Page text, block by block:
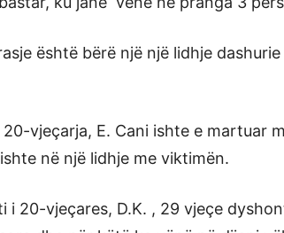
është bërë një një lidhje
vjeçarja, E. Cani ishte e martuar
në një lidhje me viktimën.
i 20-vjeçares, D.K. , 29 vjeçe